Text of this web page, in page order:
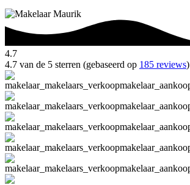
4.7
4.7 van de 5 sterren (gebaseerd op 185 reviews)